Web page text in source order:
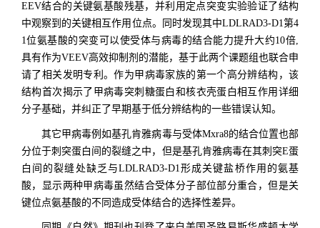
EEV结合的关键氨基酸残基，并利用定点突变实验验证了结构
中观察到的关键相互作用位点。同时发现其中LDLRAD3-D1第4
1位氨基酸的突变可以使受体与病毒的结合能力提升大约10倍,
具有作为VEEV高效抑制剂的潜能，基于此两个课题组也联合申
请了相关发明专利。作为甲病毒家族的第一个高分辨结构，该
结构首次揭示了甲病毒突刺糖蛋白和核衣壳蛋白相互作用详细
分子基础，并纠正了早期基于低分辨结构的一些错误认知。
其它甲病毒例如基孔肯雅病毒与受体Mxra8的结合位置也部
分位于刺突蛋白间的裂缝之中，但是基孔肯雅病毒在其刺突E蛋
白间的裂缝处缺乏与LDLRAD3-D1形成关键盐桥作用的氨基
酸，显示两种甲病毒虽然结合受体分子部位部分重合，但是关
键位点氨基酸的不同造成受体结合的选择性差异。